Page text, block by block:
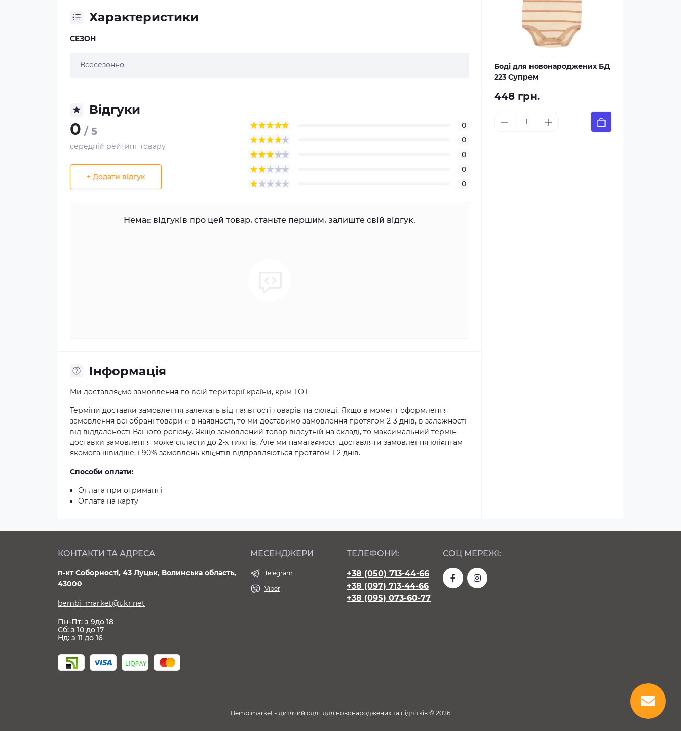
Характеристики
СЕЗОН
Всесезонно
Відгуки
0 / 5
середній рейтинг товару
+ Додати відгук
0
0
0
0
0
Немає відгуків про цей товар, станьте першим, залиште свій відгук.
Iнформація
Ми доставляємо замовлення по всій території країни, крім ТОТ.
Терміни доставки замовлення залежать від наявності товарів на складі. Якщо в момент оформлення
замовлення всі обрані товари є в наявності, то ми доставимо замовлення протягом 2-3 днів, в залежності
від віддаленості Вашого регіону. Якщо замовлений товар відсутній на складі, то максимальний термін
доставки замовлення може скласти до 2-х тижнів. Але ми намагаємося доставляти замовлення клієнтам
якомога швидше, і 90% замовлень клієнтів відправляються протягом 1-2 днів.
Способи оплати:
Оплата при отриманні
Оплата на карту
Боді для новонароджених БД
223 Супрем
448 грн.
КОНТАКТИ ТА АДРЕСА
п-кт Соборності, 43 Луцьк, Волинська область,
43000
bembi_market@ukr.net
Пн-Пт: з 9до 18
Сб: з 10 до 17
Нд: з 11 до 16
МЕСЕНДЖЕРИ
Telegram
Viber
ТЕЛЕФОНИ:
+38 (050) 713-44-66
+38 (097) 713-44-66
+38 (095) 073-60-77
СОЦ МЕРЕЖІ:
Bembimarket - дитячий одяг для новонароджених та підлітків © 2026